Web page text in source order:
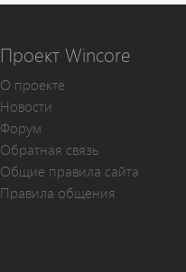
Проект Wincore
О проекте
Новости
Форум
Обратная связь
Общие правила сайта
Правила общения